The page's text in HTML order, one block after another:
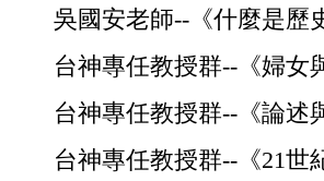
吳國安老師--《什麼是歷
台神專任教授群--《婦女
台神專任教授群--《論述
台神專任教授群--《21世